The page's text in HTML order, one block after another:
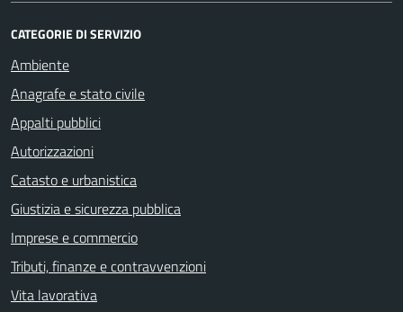
CATEGORIE DI SERVIZIO
Ambiente
Anagrafe e stato civile
Appalti pubblici
Autorizzazioni
Catasto e urbanistica
Giustizia e sicurezza pubblica
Imprese e commercio
Tributi, finanze e contravvenzioni
Vita lavorativa